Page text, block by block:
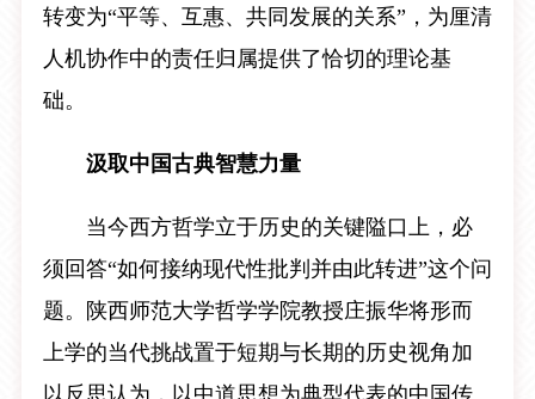
转变为“平等、互惠、共同发展的关系”，为厘清
人机协作中的责任归属提供了恰切的理论基
础。
汲取中国古典智慧力量
当今西方哲学立于历史的关键隘口上，必
须回答“如何接纳现代性批判并由此转进”这个问
题。陕西师范大学哲学学院教授庄振华将形而
上学的当代挑战置于短期与长期的历史视角加
以反思认为，以中道思想为典型代表的中国传